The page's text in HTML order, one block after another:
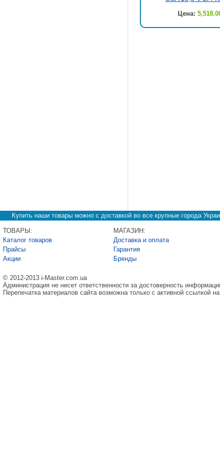
Цена:
Купить наши товары можно с доставкой во все крупные города
ТОВАРЫ:
Каталог товаров
Прайсы
Акции
МАГАЗИН:
Доставка и оплата
Гарантия
Бренды
© 2012-2013 i-Master.com.ua
Администрация не несет ответственности за достоверность
Перепечатка материалов сайта возможна только с активной ссылкой